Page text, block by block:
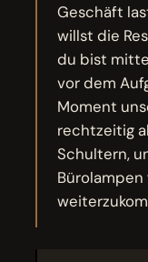
Geschäft
willst die
du bist
vor dem
Moment
rechtzeitig
Schultern,